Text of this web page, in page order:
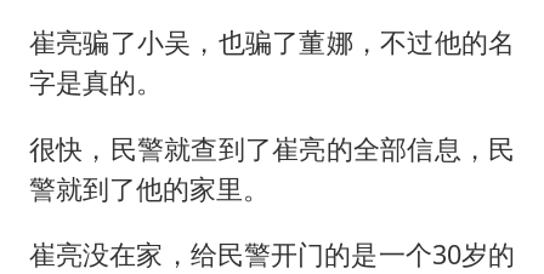
崔亮骗了小吴，也骗了董娜，不过他的名
字是真的。
很快，民警就查到了崔亮的全部信息，民
警就到了他的家里。
崔亮没在家，给民警开门的是一个30岁的